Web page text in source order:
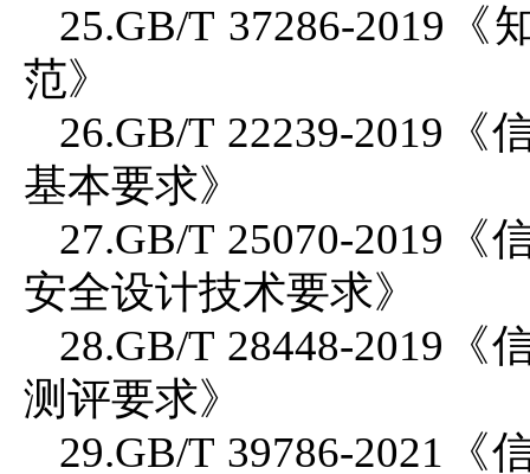
25.GB/T 37286-2019
范》
26.GB/T 22239-2019
基本要求》
27.GB/T 25070-2019
安全设计技术要求》
28.GB/T 28448-2019
测评要求》
29.GB/T 39786-2021